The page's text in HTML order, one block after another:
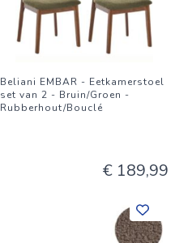
Beliani EMBAR - Eetkamerstoel
set van 2 - Bruin/Groen -
Rubberhout/Bouclé
€ 189,99